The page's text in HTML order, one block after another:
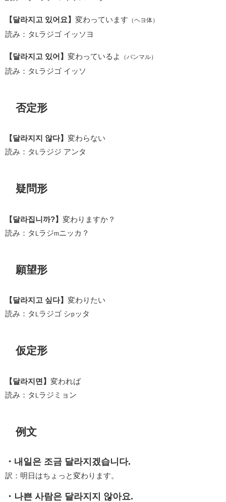
【달라지고 있어요】 変わっています （ヘヨ体）
読み：タ ラジゴ イッソヨ
【달라지고 있어】 変わっているよ （パンマル）
読み：タ ラジゴ イッソ
否定形
【달라지지 않다】 変わらない
読み：タ
ラジジ アンタ
疑問形
【달라집니까?】 変わりますか？
読み：タ
ラジm ニッカ？
願望形
【달라지고 싶다】 変わりたい
読み：タ
ラジゴ シpッタ
仮定形
【달라지면】 変われば
読み：タ
ラジミョン
例文
・내일은 조금 달라지겠습니다.
訳：明日はちょっと変わります。
・나쁜 사람은 달라지지 않아요.